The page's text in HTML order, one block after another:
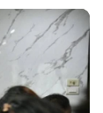
ยในอาร์เซ็ป
จะจัดขึ้นในวัน
ความตกลง